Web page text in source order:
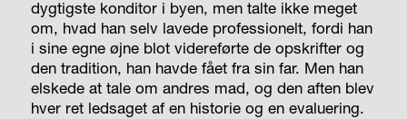
dygtigste konditor i byen, men talte ikke meget
om, hvad han selv lavede professionelt, fordi han
i sine egne øjne blot videreførte de opskrifter og
den tradition, han havde fået fra sin far. Men han
elskede at tale om andres mad, og den aften blev
hver ret ledsaget af en historie og en evaluering.